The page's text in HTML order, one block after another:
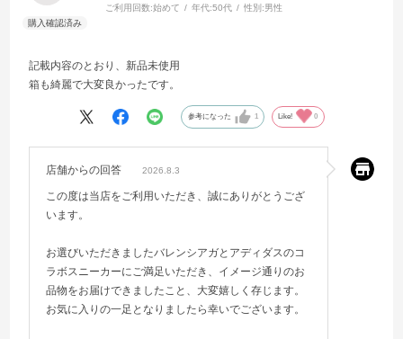
ご利用回数:始めて 年代:50代 性別:男性
記載内容のとおり、新品未使用
箱も綺麗で大変良かったです。
参考になった 1 Like! 0
店舗からの回答 2026.8.3
この度は当店をご利用いただき、誠にありがとうござ
います。
お選びいただきましたバレンシアガとアディダスのコ
ラボスニーカーにご満足いただき、イメージ通りのお
品物をお届けできましたこと、大変嬉しく存じます。
お気に入りの一足となりましたら幸いでございます。